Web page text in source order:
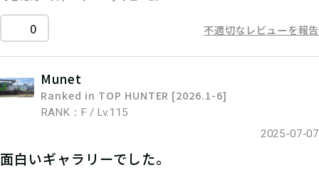
0 不適切なレビューを報告
Munet
Ranked in TOP HUNTER [2026.1-6]
RANK：F / Lv.115
2025-07-07
面白いギャラリーでした。